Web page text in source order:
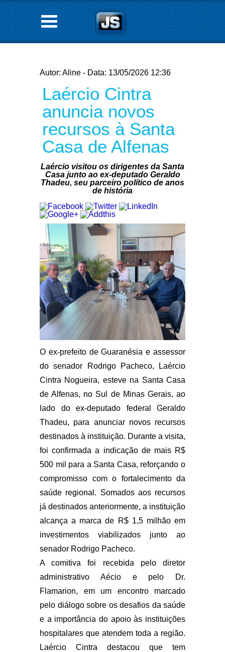
Autor: Aline - Data: 13/05/2026 12:36
Laércio Cintra
anuncia novos
recursos à Santa
Casa de Alfenas
Laércio visitou os dirigentes da Santa
Casa junto ao ex-deputado Geraldo
Thadeu, seu parceiro político de anos
de história
O ex-prefeito de Guaranésia e assessor
do senador Rodrigo Pacheco, Laércio
Cintra Nogueira, esteve na Santa Casa
de Alfenas, no Sul de Minas Gerais, ao
lado do ex-deputado federal Geraldo
Thadeu, para anunciar novos recursos
destinados à instituição. Durante a visita,
foi confirmada a indicação de mais R$
500 mil para a Santa Casa, reforçando o
compromisso com o fortalecimento da
saúde regional. Somados aos recursos
já destinados anteriormente, a instituição
alcança a marca de R$ 1,5 milhão em
investimentos viabilizados junto ao
senador Rodrigo Pacheco.
A comitiva foi recebida pelo diretor
administrativo Aécio e pelo Dr.
Flamarion, em um encontro marcado
pelo diálogo sobre os desafios da saúde
e a importância do apoio às instituições
hospitalares que atendem toda a região.
Laércio Cintra destacou que tem